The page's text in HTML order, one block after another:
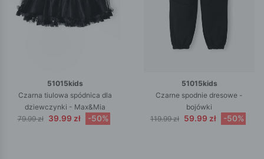
51015kids
Czarna tiulowa spódnica dla
dziewczynki - Max&Mia
79.99 zł
39.99 zł -50%
51015kids
Czarne spodnie dresowe -
bojówki
119.99 zł 59.99 zł -50%